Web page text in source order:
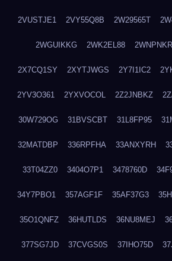
2VUSTJE1 2VY55Q8B 2W29565T
2WGUIKKG 2WK2EL88
2X7CQ1SY 2XYTJWGS 2Y7I1IC2
2YV3O361 2YXVOCOL 2Z2JNBKZ
30W729OG 31BVSCBT 31L8FP95
32MATDBP 336RPFHA 33ANXYRH
33T04ZZ0 3404O7P1 3478760D
34Y7PBO1 357AGF1F 35AF37G3
35O1QNFZ 36HUTLDS 36NU8MEJ
377SG7JD 37CVGS0S 37IHO75D